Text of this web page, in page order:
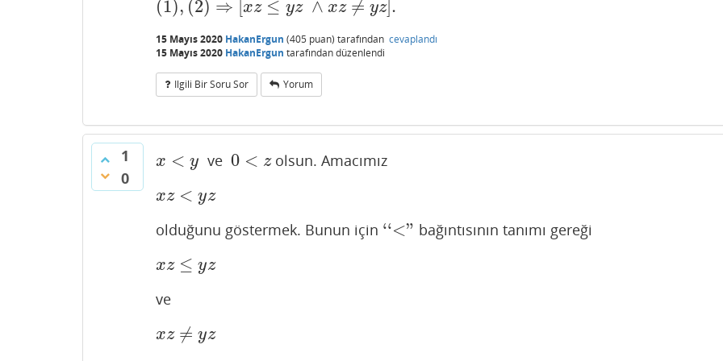
(1), (2) ⇒ [xz ≤ yz ∧ xz ≠ yz].
(1 ),(2 ⇒[x z≤y z ∧ xz≠ yz].
15 Mayıs 2020 HakanErgun (405 puan) tarafından cevaplandı
15 Mayıs 2020 HakanErgun tarafındandüzenlendi
Ilgili Bir Soru Sor Yorum
1
0
x < y
x< y ve0 < z
0<z olsun. Amacımız
xz < yz
x z<y z
olduğunu göstermek. Bunun için ‘‘<"
‘‘<" bağıntısının tanımı gereği
xz ≤ yz
x z≤y z
ve
xz ≠ yz
x z≠y z